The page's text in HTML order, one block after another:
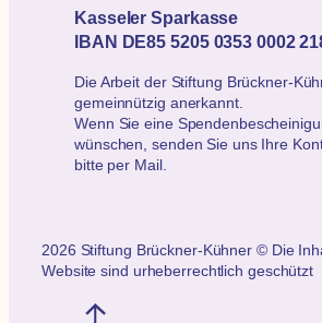
Kasseler Sparkasse
IBAN DE85 5205 0353 0002
Die Arbeit der Stiftung Brückner-
gemeinnützig anerkannt.
Wenn Sie eine
wünschen, senden Sie uns Ihre
bitte per Mail.
2026 Stiftung Brückner-Kühner © Die
Website sind urheberrechtlich geschützt